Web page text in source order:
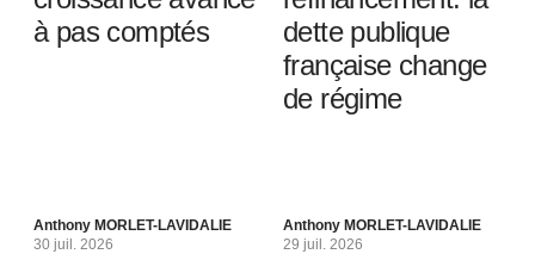
à pas comptés
Anthony MORLET-LAVIDALIE
30 juil. 2026
dette publique
française change
de régime
Anthony MORLET-LAVIDALIE
29 juil. 2026